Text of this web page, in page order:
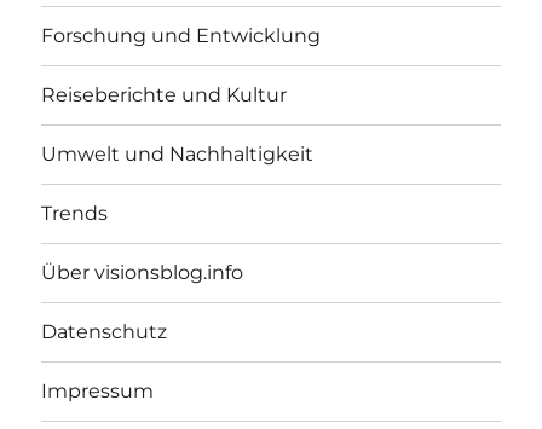
Forschung und Entwicklung
Reiseberichte und Kultur
Umwelt und Nachhaltigkeit
Trends
Über visionsblog.info
Datenschutz
Impressum